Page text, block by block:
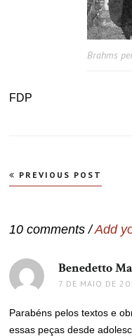
Brahms
FDP
Navegação
de
PREVIOUS POST
10 comments /Add
Benedetto
7 DE MAIO DE
Parabéns pelos textos e
essas peças desde